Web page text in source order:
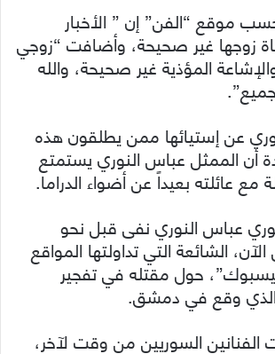
موقع “الفن” إن ” الأخبار
زوجها غير صحيحة، وأضافت “زوجي
المؤذية غير صحيحة، والله
عن إستيائها ممن يطلقون هذه
أن الممثل عباس النوري يستمتع
مع عائلته بعيداً عن أضواء الدراما.
عباس النوري نفى قبل نحو
الشائعة التي تداولتها المواقع
حول مقتله في تفجير
الذي وقع في دمشق.
الفنانين السوريين من وقت لآخر،